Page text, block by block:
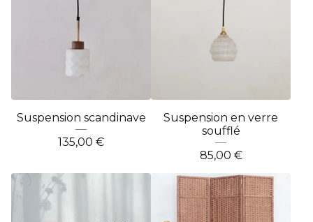
Suspension scandinave
135,00 €
Suspension en verre
soufflé
85,00 €